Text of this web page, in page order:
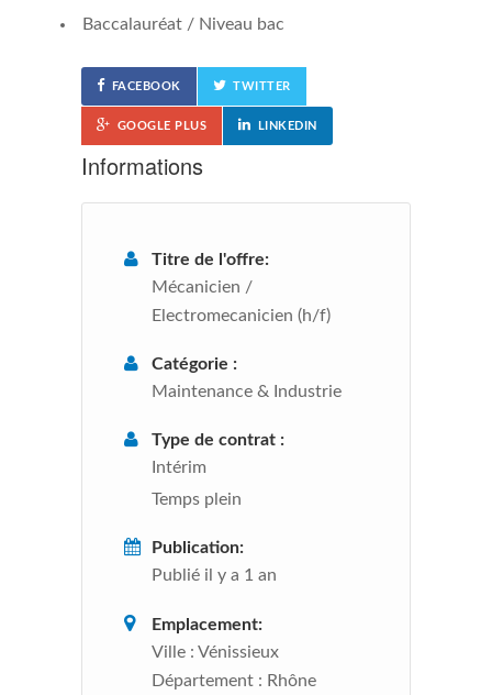
Baccalauréat / Niveau bac
FACEBOOK TWITTER
GOOGLE PLUS LINKEDIN
Informations
Titre de l'offre:
Mécanicien /
Electromecanicien (h/f)
Catégorie :
Maintenance & Industrie
Type de contrat :
Intérim
Temps plein
Publication:
Publié il y a 1 an
Emplacement:
Ville : Vénissieux
Département : Rhône